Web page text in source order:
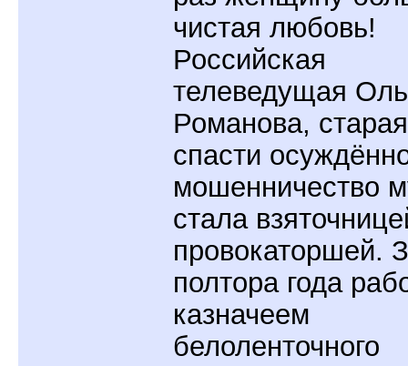
чистая любовь!
Российская
телеведущая
Романова,
спасти
мошенничество
стала
провокаторшей.
полтора года
казначеем
белоленточного